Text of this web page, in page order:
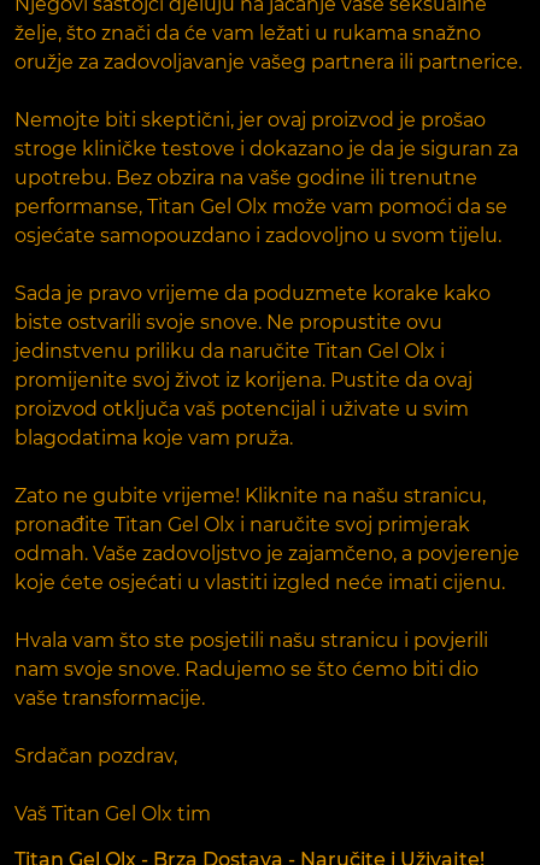
želje, što znači da će vam ležati u rukama snažno
oružje za zadovoljavanje vašeg partnera ili partnerice.
Nemojte biti skeptični, jer ovaj proizvod je prošao
stroge kliničke testove i dokazano je da je siguran za
upotrebu. Bez obzira na vaše godine ili trenutne
performanse, Titan Gel Olx može vam pomoći da se
osjećate samopouzdano i zadovoljno u svom tijelu.
Sada je pravo vrijeme da poduzmete korake kako
biste ostvarili svoje snove. Ne propustite ovu
jedinstvenu priliku da naručite Titan Gel Olx i
promijenite svoj život iz korijena. Pustite da ovaj
proizvod otključa vaš potencijal i uživate u svim
blagodatima koje vam pruža.
Zato ne gubite vrijeme! Kliknite na našu stranicu,
pronađite Titan Gel Olx i naručite svoj primjerak
odmah. Vaše zadovoljstvo je zajamčeno, a povjerenje
koje ćete osjećati u vlastiti izgled neće imati cijenu.
Hvala vam što ste posjetili našu stranicu i povjerili
nam svoje snove. Radujemo se što ćemo biti dio
vaše transformacije.
Srdačan pozdrav,
Vaš Titan Gel Olx tim
Titan Gel Olx - Brza Dostava - Naručite i Uživajte!